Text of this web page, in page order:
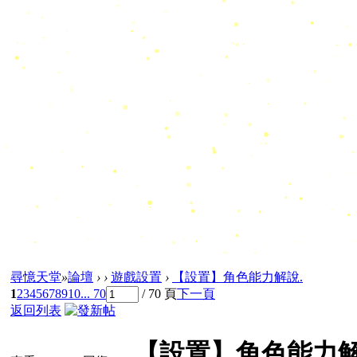
尋憶天堂»論壇 › › 遊戲設置 ›
【設置】角色能力解說.
12345678910... 70 / 70 頁下一頁
返回列表